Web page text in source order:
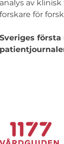
analys av
forskare för
Sveriges
patientjournaler